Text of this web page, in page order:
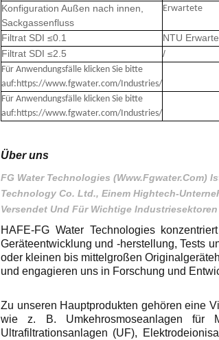
Konfiguration Außen nach innen,
Sackgassenfluss
Erwartete
Filtrat SDI ≤0.1 NTU
Filtrat SDI ≤2.5 /
Für Anwendungsfälle klicken Sie bitte
auf:https://www.fgwater.com/Industries/
Für Anwendungsfälle klicken Sie bitte
auf:https://www.fgwater.com/Industries/
Über uns
FG Water Technologies (www.fgwater.com)
Technology Co. Ltd., Einem Hightech-
Versendet Und Für Wichtige
HAFE-FG Water Technologies
Geräteentwicklung und -herstellung, Tests
oder kleinen bis mittelgroßen
und engagieren uns in Forschung und
Zu unseren Hauptprodukten gehören eine
wie z. B. Umkehrosmoseanlagen für
Ultrafiltrationsanlagen (UF),